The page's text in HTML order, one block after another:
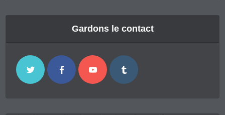
Gardons le contact